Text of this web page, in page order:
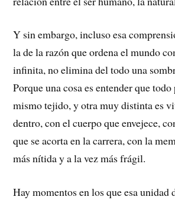
Y sin embargo, incluso esa
la de la razón que ordena el mundo
infinita, no elimina del todo una
Porque una cosa es entender que
mismo tejido, y otra muy distinta es
dentro, con el cuerpo que envejece,
que se acorta en la carrera, con la
más nítida y a la vez más frágil.
Hay momentos en los que esa unidad